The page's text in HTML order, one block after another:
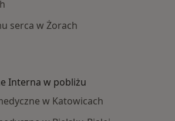
serca w Żorach
Interna w pobliżu
w Katowicach